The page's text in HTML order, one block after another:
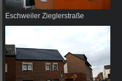
Eschweiler Zieglerstraße